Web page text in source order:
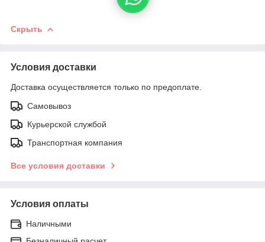
Скрыть
Условия доставки
Доставка осуществляется только по предоплате.
Самовывоз
Курьерской службой
Транспортная компания
Все условия доставки
Условия оплаты
Наличными